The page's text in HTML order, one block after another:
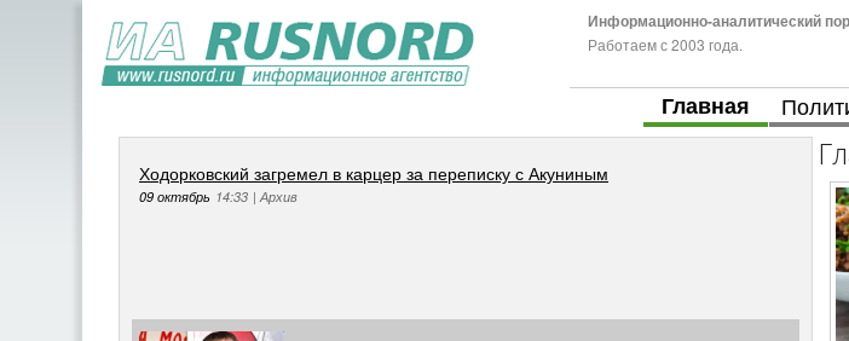
Информационно-аналитический
Работаем с 2003 года.
Главная
Ходорковский загремел в карцер за переписку с Акуниным
09 октябрь 14:33 |Архив